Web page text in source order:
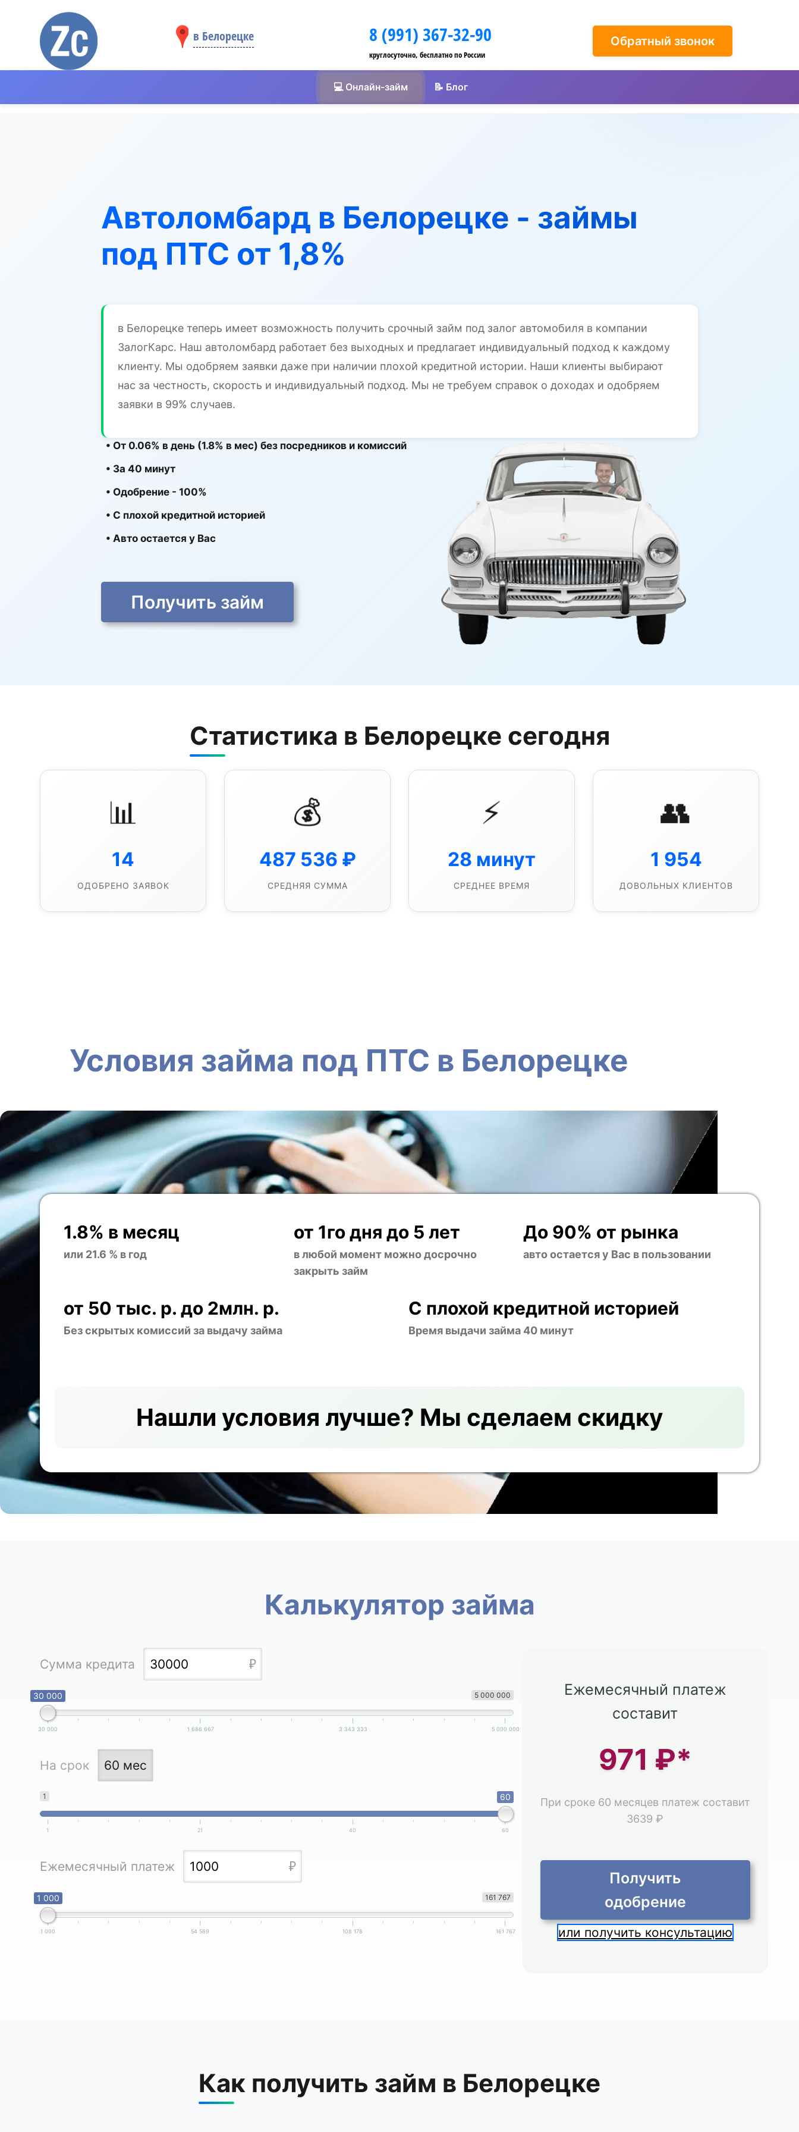
в Белорецке 8 (991) 367-32-90
круглосуточно, бесплатно по России
Обратный звонок
💻 Онлайн-займ 📝 Блог
Автоломбард в Белорецке - займы
под ПТС от 1,8%
в Белорецке теперь имеет возможность получить срочный займ под залог автомобиля в компании
ЗалогКарс. Наш автоломбард работает без выходных и предлагает индивидуальный подход к каждому
клиенту. Мы одобряем заявки даже при наличии плохой кредитной истории. Наши клиенты выбирают
нас за честность, скорость и индивидуальный подход. Мы не требуем справок о доходах и одобряем
заявки в 99% случаев.
• От 0.06% в день (1.8% в мес) без посредников и комиссий
• За 40 минут
• Одобрение - 100%
• С плохой кредитной историей
• Авто остается у Вас
Получить займ
Статистика в Белорецке сегодня
📊
14
ОДОБРЕНО ЗАЯВОК
💰
487 536 ₽
СРЕДНЯЯ СУММА
⚡
28 минут
СРЕДНЕЕ ВРЕМЯ
👥
1 954
ДОВОЛЬНЫХ КЛИЕНТОВ
Условия займа под ПТС в Белорецке
1.8% в месяц
или 21.6 % в год
от 1го дня до 5 лет
в любой момент можно досрочно
закрыть займ
До 90% от рынка
авто остается у Вас в пользовании
от 50 тыс. р. до 2млн. р.
Без скрытых комиссий за выдачу займа
С плохой кредитной историей
Время выдачи займа 40 минут
Нашли условия лучше? Мы сделаем скидку
Калькулятор займа
Сумма кредита
5 000 000
30 000
30 000 1 686 667 3 343 333 5 000 000
На срок
1 60
1 21 40 60
Ежемесячный платеж
161 767
1 000
1 000 54 589 108 178 161 767
Ежемесячный платеж
составит
971 ₽*
При сроке 60 месяцев платеж составит
3639 ₽
Получить
одобрение
или получить консультацию
Как получить займ в Белорецке